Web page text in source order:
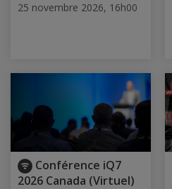
25 novembre 2026, 16h00
Conférence iQ7
2026 Canada (Virtuel)